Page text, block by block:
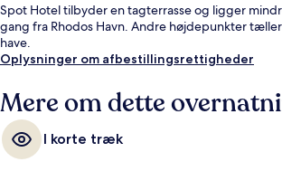
Spot Hotel tilbyder en tagterrasse og ligger
gang fra Rhodos Havn. Andre højdepunkter
have.
Oplysninger om afbestillingsrettigheder
Mere om dette
I korte træk